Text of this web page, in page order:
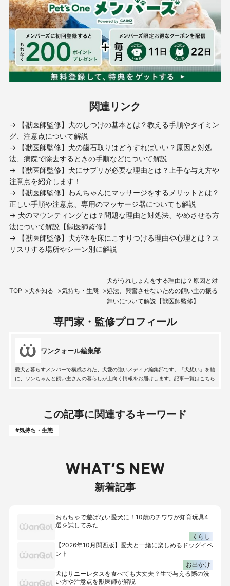
関連リンク
→ 【獣医師監修】犬のしつけの基本とは？教える手順やタイミン
グ、注意点について解説
→ 【獣医師監修】犬の歯石取りはどうすればいい？原因と対処
法、病院で除去するときの手順などについて解説
→ 【獣医師監修】犬にサプリが必要な理由とは？上手な与え方や
注意点を紹介します！
→ 【獣医師監修】わんちゃんにマッサージをするメリットとは？
正しい手順や注意点、専用のマッサージ器についても解説
→ 犬のマウンティングとは？問題な理由と対処法、やめさせる方
法について解説【獣医師監修】
→ 【獣医師監修】犬が体を床にこすりつける理由や心理とは？ス
リスリする場所やシーン別に解説
TOP 犬を知る 気持ち・生態
犬がうれしょんをする理由は？原因と対
処法、興奮させないための飼い主の振る
舞いについて解説【獣医師監修】
専門家・監修プロフィール
ワンクォール編集部
愛犬と暮らすメンバーで構成された、犬愛の強いメディア編集部です。「犬想い」を軸
に、ワンちゃんと飼い主さんの暮らしが上向く情報をお届けします。記事一覧はこちら
この記事に関連するキーワード
#気持ち・生態
WHAT’S NEW
新着記事
おもちゃで遊ばない愛犬に！10歳のチワワが知育玩具4
選を試してみた
くらし
【2026年10月関西版】愛犬と一緒に楽しめるドッグイベ
ント
お出かけ
犬はサニーレタスを食べても大丈夫？生で与える際の洗
い方や注意点を獣医師が解説